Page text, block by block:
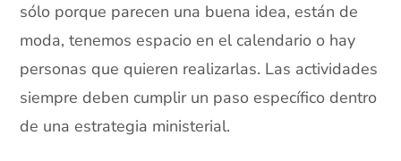
sólo porque parecen una buena idea, están de
moda, tenemos espacio en el calendario o hay
personas que quieren realizarlas. Las actividades
siempre deben cumplir un paso específico dentro
de una estrategia ministerial.